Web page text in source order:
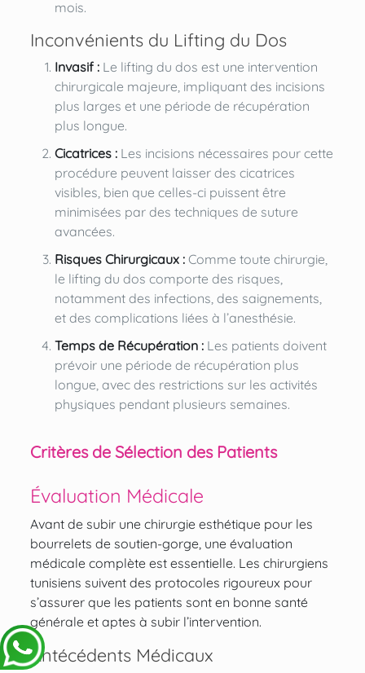
mois.
Inconvénients du Lifting du Dos
Invasif :Le lifting du dos est une intervention
chirurgicale majeure, impliquant des incisions
plus larges et une période de récupération
plus longue.
Cicatrices :Les incisions nécessaires pour cette
procédure peuvent laisser des cicatrices
visibles, bien que celles-ci puissent être
minimisées par des techniques de suture
avancées.
Risques Chirurgicaux :Comme toute chirurgie,
le lifting du dos comporte des risques,
notamment des infections, des saignements,
et des complications liées à l’anesthésie.
Temps de Récupération :Les patients doivent
prévoir une période de récupération plus
longue, avec des restrictions sur les activités
physiques pendant plusieurs semaines.
Critères de Sélection des Patients
Évaluation Médicale
Avant de subir une chirurgie esthétique pour les
bourrelets de soutien-gorge, une évaluation
médicale complète est essentielle. Les chirurgiens
tunisiens suivent des protocoles rigoureux pour
s’assurer que les patients sont en bonne santé
générale et aptes à subir l’intervention.
Antécédents Médicaux